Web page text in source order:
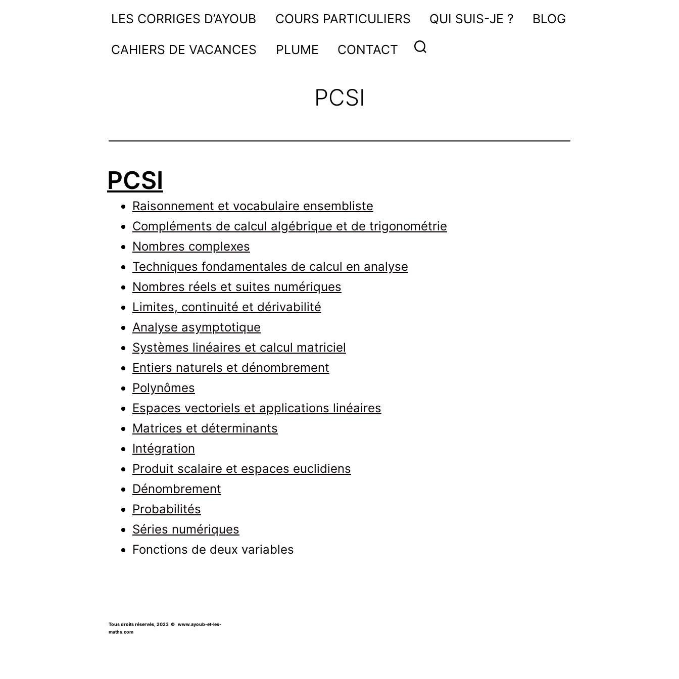
Ayoub
les
LES CORRIGES D’AYOUB COURS PARTICULIERS QUI SUIS-JE ? BLOG
CAHIERS DE VACANCES PLUME CONTACT
PCSI
PCSI
Raisonnement et vocabulaire ensembliste
Compléments de calcul algébrique et de trigonométrie
Nombres complexes
Techniques fondamentales de calcul en analyse
Nombres réels et suites numériques
Limites, continuité et dérivabilité
Analyse asymptotique
Systèmes linéaires et calcul matriciel
Entiers naturels et dénombrement
Polynômes
Espaces vectoriels et applications linéaires
Matrices et déterminants
Intégration
Produit scalaire et espaces euclidiens
Dénombrement
Probabilités
Séries numériques
Fonctions de deux variables
Tous droits réservés, 2023 © www.ayoub-et-les-
maths.com